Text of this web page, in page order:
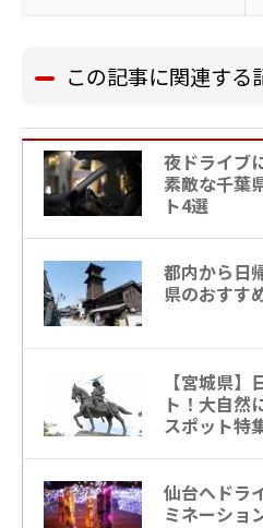
この記事に関連する
夜ドライブ
素敵な千葉
ト4選
都内から日
県のおすす
【宮城県
ト！大自然
スポット特
仙台へドラ
ミネーショ